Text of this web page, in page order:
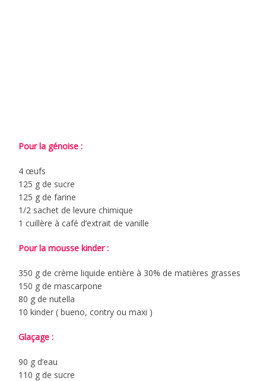
Pour la génoise :
4 œufs
125 g de sucre
125 g de farine
1/2 sachet de levure chimique
1 cuillère à café d’extrait de vanille
Pour la mousse kinder :
350 g de crème liquide entière à 30% de matières grasses
150 g de mascarpone
80 g de nutella
10 kinder ( bueno, contry ou maxi )
Glaçage :
90 g d’eau
110 g de sucre